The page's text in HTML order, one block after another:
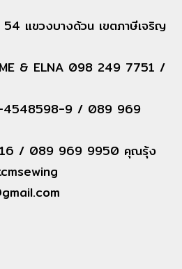
แขวงบางด้วน เขตภาษีเจริญ
& ELNA 098 249 7751 /
4548598-9 / 089 969
/ 089 969 9950 คุณรุ้ง